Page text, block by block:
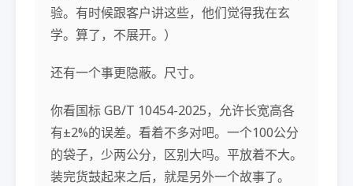
验。有时候跟客户讲这些，他们觉得我在玄
学。算了，不展开。）
还有一个事更隐蔽。尺寸。
你看国标 GB/T 10454-2025，允许长宽高各
有±2%的误差。看着不多对吧。一个100公分
的袋子，少两公分，区别大吗。平放着不大。
装完货鼓起来之后，就是另外一个故事了。